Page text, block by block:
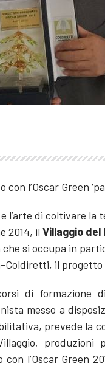
l’Oscar Green
l’arte di coltivare la
2014, il Villaggio del
si occupa in
il progetto
di formazione
messo a
prevede la
produzioni
l’Oscar Green